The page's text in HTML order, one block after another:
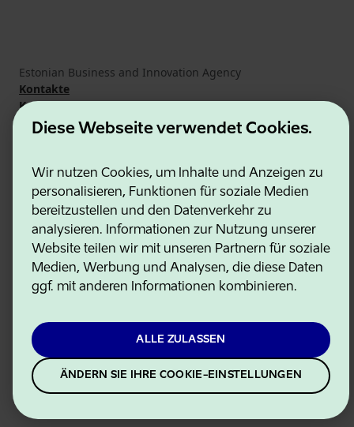
Diese Webseite verwendet Cookies.
Wir nutzen Cookies, um Inhalte und Anzeigen zu
personalisieren, Funktionen für soziale Medien
bereitzustellen und den Datenverkehr zu
analysieren. Informationen zur Nutzung unserer
Website teilen wir mit unseren Partnern für soziale
Medien, Werbung und Analysen, die diese Daten
ggf. mit anderen Informationen kombinieren.
ALLE ZULASSEN
ÄNDERN SIE IHRE COOKIE-EINSTELLUNGEN
Estonian Business and Innovation Agency
Kontakte
Kooperationspartner
Nutzungsbedingungen
Cookie- und Datenschutzrichtlinie